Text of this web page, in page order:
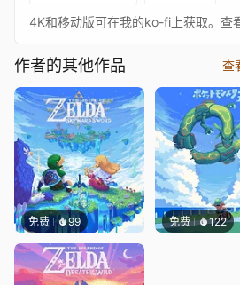
作者的其他作品 查
免费 99 免费 122